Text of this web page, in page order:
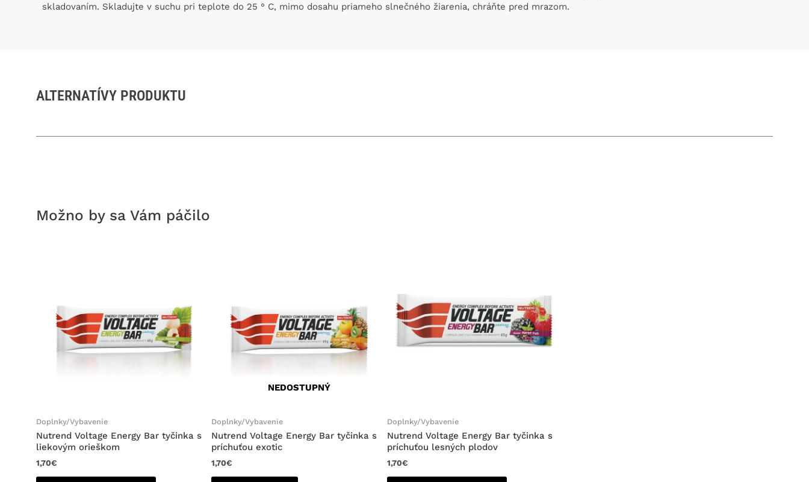
skladovaním. Skladujte v suchu pri teplote do 25 ° C, mimo dosahu priameho slnečného žiarenia, chráňte pred mrazom.
ALTERNATÍVY PRODUKTU
Možno by sa Vám páčilo
Doplnky/Vybavenie
Nutrend Voltage Energy Bar tyčinka s
liekovým orieškom
1,70€
NEDOSTUPNÝ
Doplnky/Vybavenie
Nutrend Voltage Energy Bar tyčinka s
príchuťou exotic
1,70€
Doplnky/Vybavenie
Nutrend Voltage Energy Bar tyčinka s
príchuťou lesných plodov
1,70€